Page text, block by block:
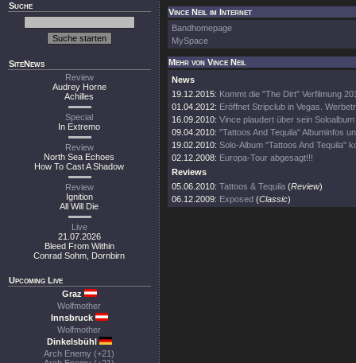
Suche
SiteNews
Review
Audrey Horne
Achilles
Special
In Extremo
Review
North Sea Echoes
How To Cast A Shadow
Review
Ignition
All Will Die
Live
21.07.2026
Bleed From Within
Conrad Sohm, Dornbirn
Upcoming Live
Graz
Wolfmother
Innsbruck
Wolfmother
Dinkelsbühl
Arch Enemy (+21)
Vince Neil im Internet
Bandhomepage
MySpace
Mehr von Vince Neil
News
19.12.2015: Kommt die "The Dirt" Verfilmung
01.04.2012: Eröffnet Stripclub in Vegas.
16.09.2010: Vince plaudert über sein Soloalbum
09.04.2010: "Tattoos And Tequila" Albuminfos
19.02.2010: Solo-Album "Tattoos And Tequila"
02.12.2008: Europa-Tour abgesagt!!!
Reviews
05.06.2010: Tattoos & Tequila (Review)
06.12.2009: Exposed (Classic)